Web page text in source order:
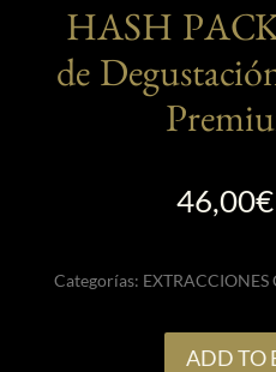
HASH
de
46,00€
Categorías: EXTRACCIONES
ADD TO